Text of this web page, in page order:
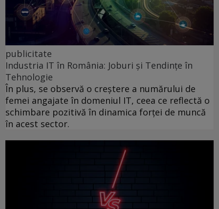
publicitate
Industria IT în România: Joburi și Tendințe în
Tehnologie
În plus, se observă o creștere a numărului de
femei angajate în domeniul IT, ceea ce reflectă o
schimbare pozitivă în dinamica forței de muncă
în acest sector.